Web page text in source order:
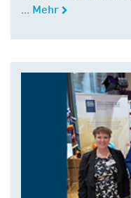
Mehr